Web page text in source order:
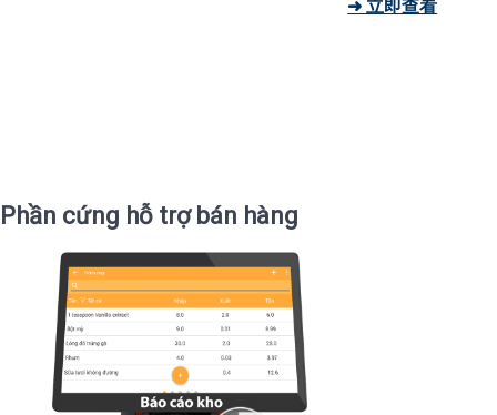
➜ 立即查看
Phần cứng hỗ trợ bán hàng